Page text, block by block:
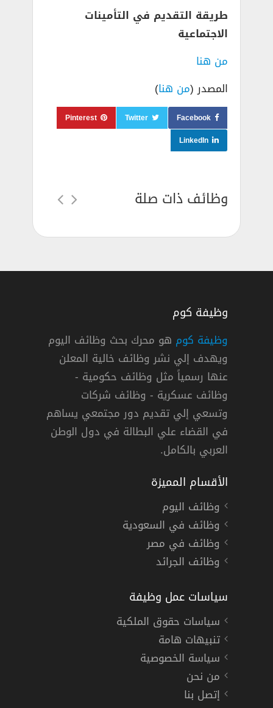
طريقة التقديم في التأمينات
الاجتماعية
من هنا
المصدر (من هنا)
Facebook
Twitter
Pinterest
LinkedIn
وظائف ذات صلة
مدينة الملك عبدالعزيز للعلوم والتقنية
خبر
وظيفة كوم
وظيفة كوم هو محرك بحث وظائف اليوم
ويهدف إلي نشر وظائف خالية المعلن
عنها رسمياً مثل وظائف حكومية -
وظائف عسكرية - وظائف شركات
وتسعي إلي تقديم دور مجتمعي يساهم
في القضاء علي البطالة في دول الوطن
العربي بالكامل.
الأقسام المميزة
وظائف اليوم
وظائف في السعودية
وظائف في مصر
وظائف الجرائد
سياسات عمل وظيفة
سياسات حقوق الملكية
تنبيهات هامة
سياسة الخصوصية
من نحن
إتصل بنا